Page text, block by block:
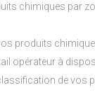
chimiques par
produits
opérateur à
de vos